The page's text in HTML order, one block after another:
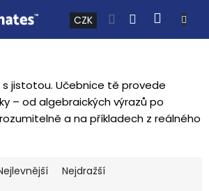
CZK
s jistotou. Učebnice tě provede
– od algebraických výrazů po
a na příkladech z reálného
Nejdražší